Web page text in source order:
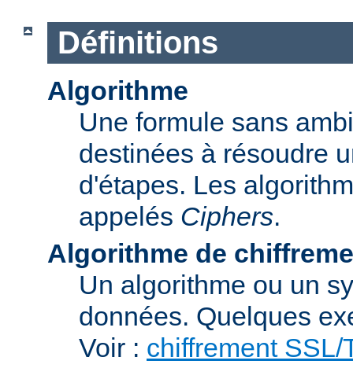
Définitions
Algorithme
Une formule sans
destinées à résoudre
d'étapes. Les
appelés Ciphers.
Algorithme de
Un algorithme ou un
données. Quelques
Voir : chiffrement SSL/